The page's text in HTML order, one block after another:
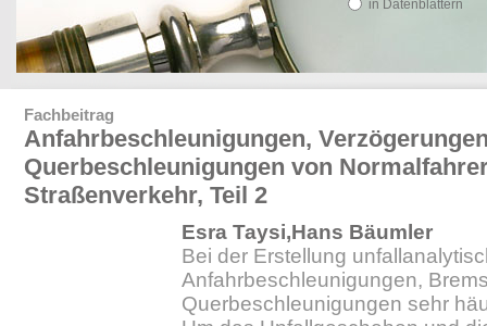
in Datenblättern
Fachbeitrag
Anfahrbeschleunigungen,
Querbeschleunigungen von
Straßenverkehr, Teil 2
Esra Taysi,Hans Bäumler
Bei der Erstellung
Anfahrbeschleunigungen,
Querbeschleunigungen sehr